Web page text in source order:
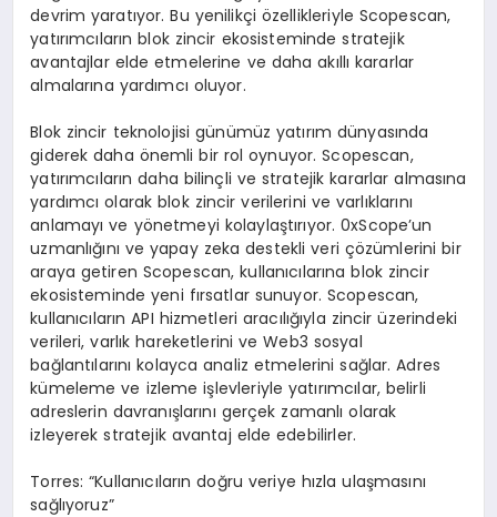
devrim yaratıyor. Bu yenilikçi özellikleriyle Scopescan,
yatırımcıların blok zincir ekosisteminde stratejik
avantajlar elde etmelerine ve daha akıllı kararlar
almalarına yardımcı oluyor.
Blok zincir teknolojisi günümüz yatırım dünyasında
giderek daha önemli bir rol oynuyor. Scopescan,
yatırımcıların daha bilinçli ve stratejik kararlar almasına
yardımcı olarak blok zincir verilerini ve varlıklarını
anlamayı ve yönetmeyi kolaylaştırıyor. 0xScope’un
uzmanlığını ve yapay zeka destekli veri çözümlerini bir
araya getiren Scopescan, kullanıcılarına blok zincir
ekosisteminde yeni fırsatlar sunuyor. Scopescan,
kullanıcıların API hizmetleri aracılığıyla zincir üzerindeki
verileri, varlık hareketlerini ve Web3 sosyal
bağlantılarını kolayca analiz etmelerini sağlar. Adres
kümeleme ve izleme işlevleriyle yatırımcılar, belirli
adreslerin davranışlarını gerçek zamanlı olarak
izleyerek stratejik avantaj elde edebilirler.
Torres: “Kullanıcıların doğru veriye hızla ulaşmasını
sağlıyoruz”